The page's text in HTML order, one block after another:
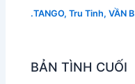
.TANGO,Tru Tinh,VẦN B
BẢN TÌNH CUỐI